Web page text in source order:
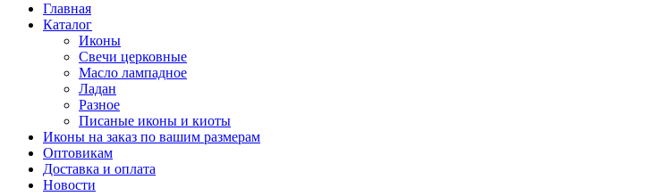
Главная
Каталог
Иконы
Свечи церковные
Масло лампадное
Ладан
Разное
Писаные иконы и киоты
Иконы на заказ по вашим размерам
Оптовикам
Доставка и оплата
Новости